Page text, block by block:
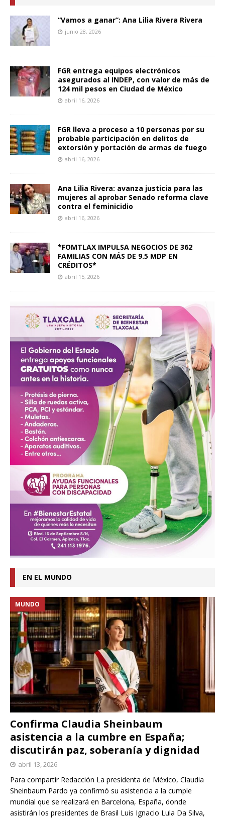
“Vamos a ganar”: Ana Lilia Rivera Rivera
junio 28, 2026
FGR entrega equipos electrónicos
asegurados al INDEP, con valor de más de
124 mil pesos en Ciudad de México
abril 16, 2026
FGR lleva a proceso a 10 personas por su
probable participación en delitos de
extorsión y portación de armas de fuego
abril 16, 2026
Ana Lilia Rivera: avanza justicia para las
mujeres al aprobar Senado reforma clave
contra el feminicidio
abril 16, 2026
*FOMTLAX IMPULSA NEGOCIOS DE 362
FAMILIAS CON MÁS DE 9.5 MDP EN
CRÉDITOS*
abril 15, 2026
EN EL MUNDO
Confirma Claudia Sheinbaum
asistencia a la cumbre en España;
discutirán paz, soberanía y dignidad
MUNDO
abril 13, 2026
Para compartir Redacción La presidenta de México, Claudia
Sheinbaum Pardo ya confirmó su asistencia a la cumple
mundial que se realizará en Barcelona, España, donde
asistirán los presidentes de Brasil Luis Ignacio Lula Da Silva,